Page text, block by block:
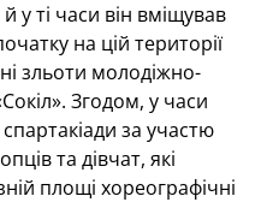
у ті часи він вміщував
на цій території
зльоти молодіжно-
Згодом, у часи
за участю
та дівчат, які
площі хореографічні